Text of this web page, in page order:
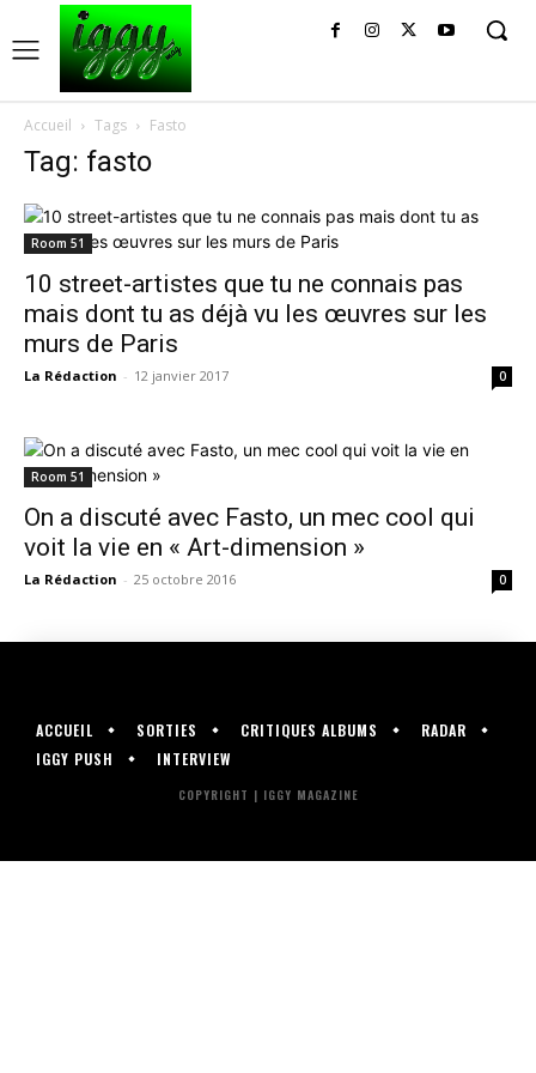
Accueil Tags Fasto
Tag: fasto
Room 51
10 street-artistes que tu ne connais pas
mais dont tu as déjà vu les œuvres sur les
murs de Paris
La Rédaction - 12 janvier 2017 0
Room 51
On a discuté avec Fasto, un mec cool qui
voit la vie en « Art-dimension »
La Rédaction - 25 octobre 2016 0
ACCUEIL SORTIES CRITIQUES ALBUMS
RADAR
IGGY PUSH
INTERVIEW
COPYRIGHT | IGGY MAGAZINE